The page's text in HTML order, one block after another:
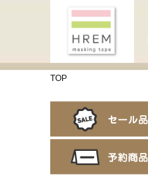
TOP